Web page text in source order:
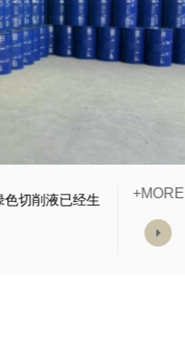
乳化油装车发
+MORE